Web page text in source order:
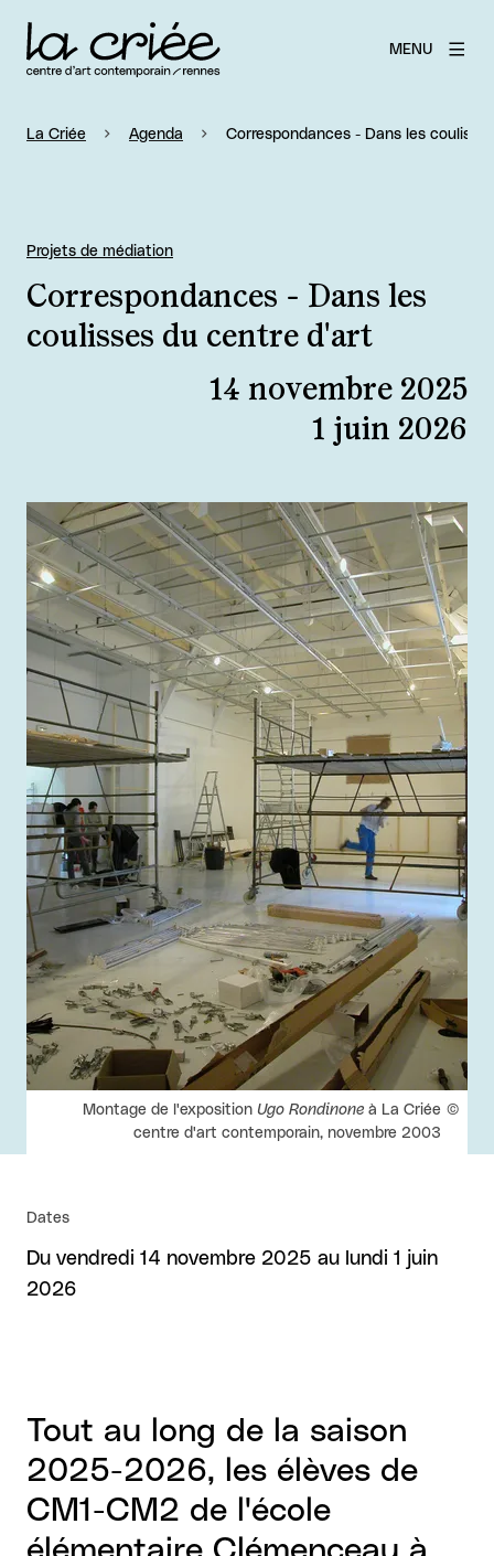
MENU
La Criée Agenda Correspondances - Dans les
Correspondances - Dans les
coulisses du centre d'art
14 novembre 2025
1 juin 2026
Projets de médiation
Agrandir
Droits réservés :
Montage de l'exposition Ugo Rondinone à La Criée
centre d'art contemporain, novembre 2003
Dates
Du vendredi 14 novembre 2025 au lundi 1 juin
2026
Tout au long de la saison
2025-2026, les élèves de
CM1-CM2 de l'école